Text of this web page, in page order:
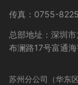
传真：0755-
总部地址：深圳
布澜路17号富通
苏州分公司（华东区